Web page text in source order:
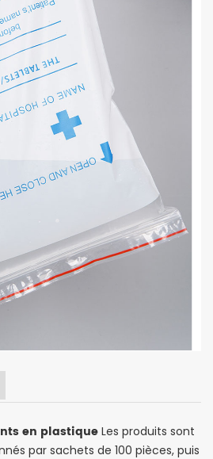
en plastique Les produits sont
par sachets de 100 pièces, puis